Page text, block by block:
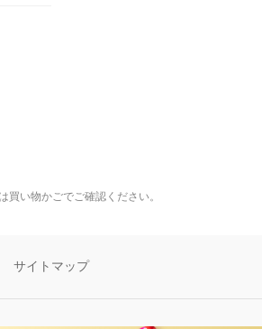
い物かごでご確認ください。
サイトマップ